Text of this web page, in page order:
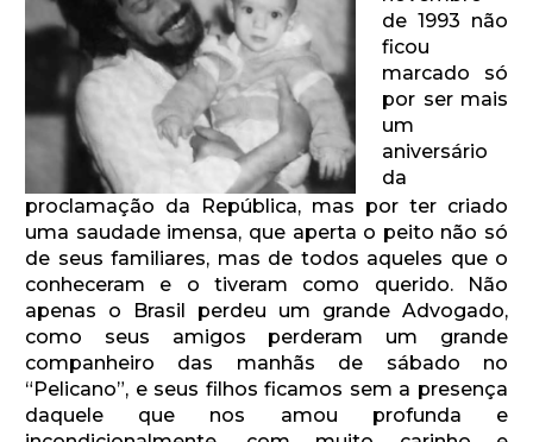
de 1993 não
ficou
marcado só
por ser mais
um
aniversário
da
proclamação da República, mas por ter criado
uma saudade imensa, que aperta o peito não só
de seus familiares, mas de todos aqueles que o
conheceram e o tiveram como querido. Não
apenas o Brasil perdeu um grande Advogado,
como seus amigos perderam um grande
companheiro das manhãs de sábado no
“Pelicano”, e seus filhos ficamos sem a presença
daquele que nos amou profunda e